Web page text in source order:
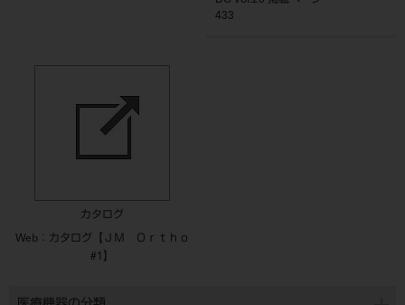
433
カタログ
Web：カタログ【ＪＭ Ｏｒｔｈｏ
#1】